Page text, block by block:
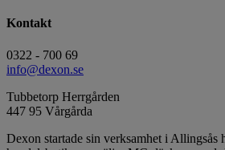
Kontakt
0322 - 700 69
info@dexon.se
Tubbetorp Herrgården
447 95 Vårgårda
Dexon startade sin verksamhet i Allingsås